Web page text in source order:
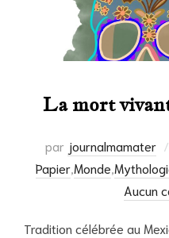
La mort
par journalmamater
Papier, Monde
Aucun
Tradition célébrée au